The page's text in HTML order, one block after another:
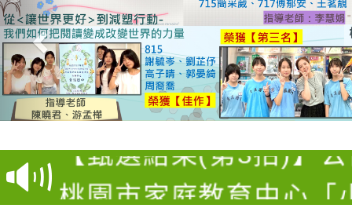
【甄選結果(第11招)】
學年度第1學期第7次代
結果(第11招)
【甄選結果(第3招)】
學年度第1學期第9次代
桃園市家庭教育中心「